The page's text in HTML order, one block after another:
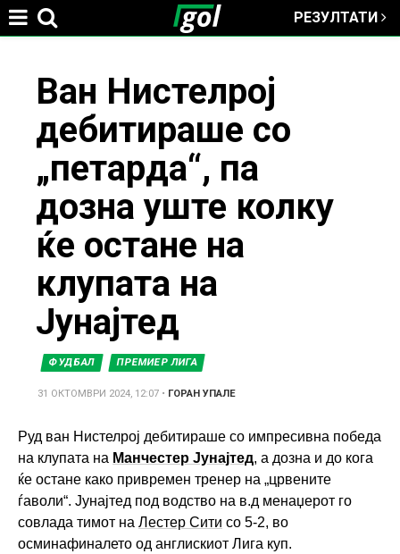
РЕЗУЛТАТИ
Ван Нистелрој
дебитираше со
„петарда“, па
дозна уште колку
ќе остане на
клупата на
Јунајтед
ФУДБАЛ ПРЕМИЕР ЛИГА
31 ОКТОМВРИ 2024, 12:07 • ГОРАН УПАЛЕ
Руд ван Нистелрој дебитираше со импресивна победа
на клупата на Манчестер Јунајтед, а дозна и до кога
ќе остане како привремен тренер на „црвените
ѓаволи“. Јунајтед под водство на в.д менаџерот го
совлада тимот на Лестер Сити со 5-2, во
осминафиналето од англискиот Лига куп.